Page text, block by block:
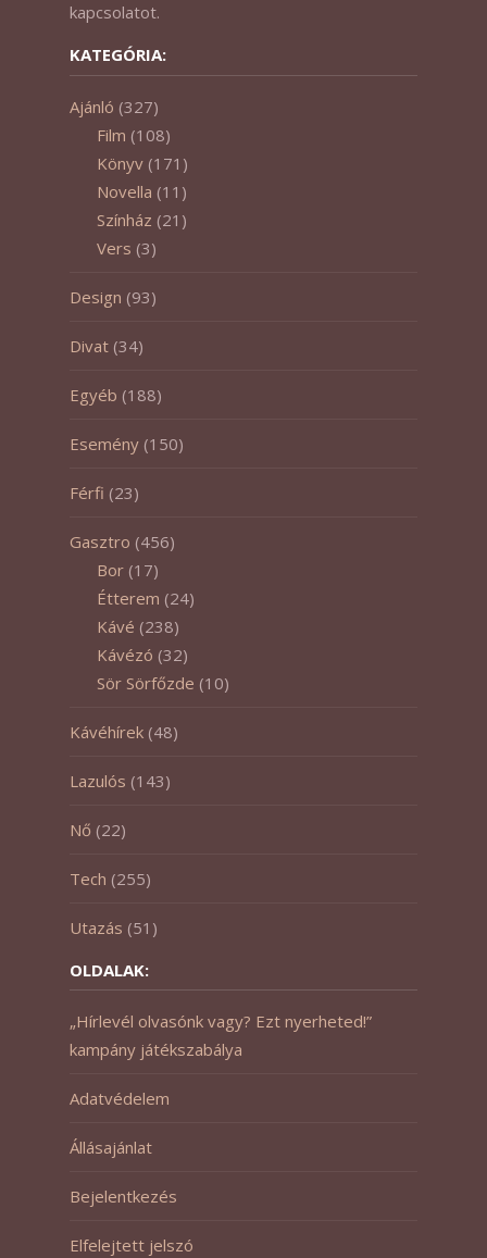
kapcsolatot.
KATEGÓRIA:
Ajánló (327)
Film (108)
Könyv (171)
Novella (11)
Színház (21)
Vers (3)
Design (93)
Divat (34)
Egyéb (188)
Esemény (150)
Férfi (23)
Gasztro (456)
Bor (17)
Étterem (24)
Kávé (238)
Kávézó (32)
Sör Sörfőzde (10)
Kávéhírek (48)
Lazulós (143)
Nő (22)
Tech (255)
Utazás (51)
OLDALAK:
„Hírlevél olvasónk vagy? Ezt nyerheted!”
kampány játékszabálya
Adatvédelem
Állásajánlat
Bejelentkezés
Elfelejtett jelszó